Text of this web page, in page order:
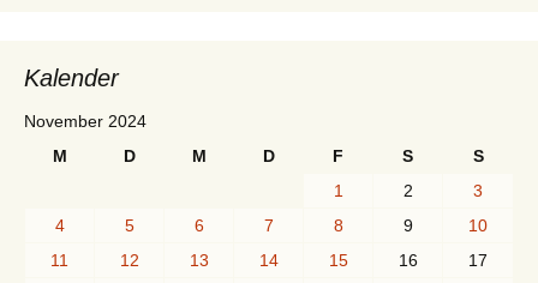
Kalender
November 2024
M
D M D F S
S
1
2
3
4
5 6 7 8 9
10
11
12 13 14 15 16
17